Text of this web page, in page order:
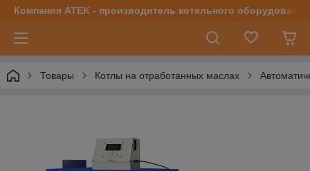
Компания ATEK - производитель котельного оборудования
Товары Котлы на отработанных маслах